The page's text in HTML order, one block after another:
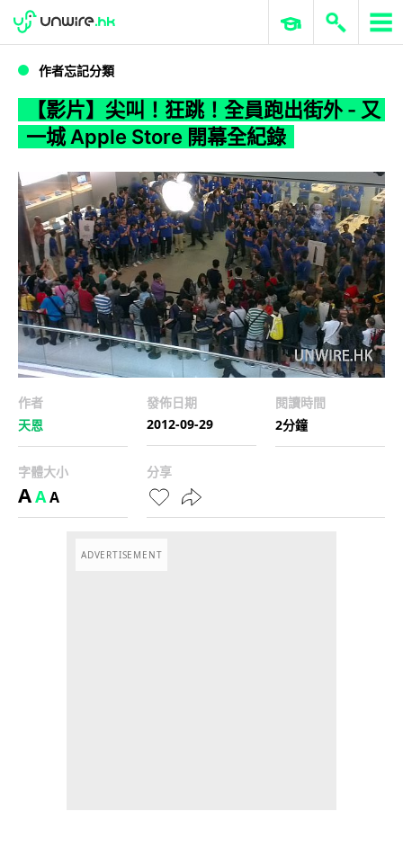
WWDC 2026 ERP 與商業 AI
作者忘記分類
【影片】尖叫！狂跳！全員跑出街外 - 又
一城 Apple Store 開幕全紀錄
作者
天恩
發佈日期
2012-09-29
閱讀時間
2分鐘
字體大小
AAA
分享
ADVERTISEMENT